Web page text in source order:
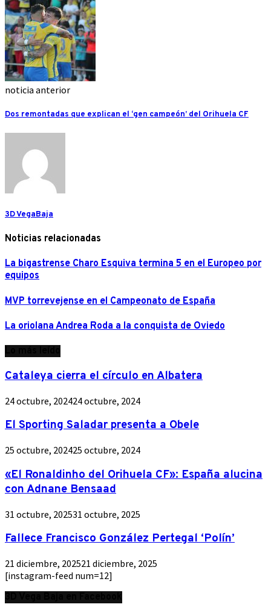
noticia anterior
Dos remontadas que explican el ‘gen campeón’ del Orihuela CF
3D VegaBaja
Noticias relacionadas
La bigastrense Charo Esquiva termina 5 en el Europeo por
equipos
MVP torrevejense en el Campeonato de España
La oriolana Andrea Roda a la conquista de Oviedo
Cataleya cierra el círculo en Albatera
24 octubre, 202424 octubre, 2024
El Sporting Saladar presenta a Obele
25 octubre, 202425 octubre, 2024
«El Ronaldinho del Orihuela CF»: España alucina
con Adnane Bensaad
31 octubre, 202531 octubre, 2025
Fallece Francisco González Pertegal ‘Polín’
21 diciembre, 202521 diciembre, 2025
[instagram-feed num=12]